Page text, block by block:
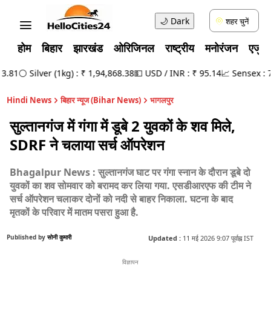
🌙 Dark शहर चुनें
होम बिहार झारखंड ओरिजिनल राष्ट्रीय मनोरंजन
⚪ Silver (1kg) : ₹ 1,94,868.38💵 USD / INR : ₹ 95.14📈 Sensex :
Hindi News बिहार न्यूज (Bihar News) भागलपुर
सुल्तानगंज में गंगा में डूबे 2 युवकों के शव मिले,
SDRF ने चलाया सर्च ऑपरेशन
Bhagalpur News : सुल्तानगंज घाट पर गंगा स्नान के दौरान डूबे दो
युवकों का शव सोमवार को बरामद कर लिया गया. एसडीआरएफ की टीम ने
सर्च ऑपरेशन चलाकर दोनों को नदी से बाहर निकाला. घटना के बाद
मृतकों के परिवार में मातम पसरा हुआ है.
Published by सोनी कुमारी Updated : 11 मई 2026 9:07 पूर्वाह्न IST
विज्ञापन